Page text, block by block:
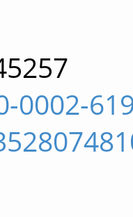
0002-